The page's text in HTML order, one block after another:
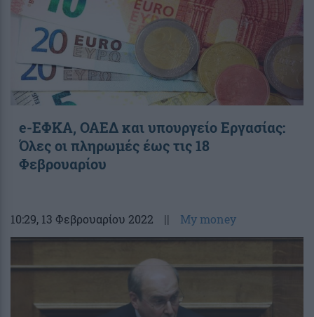
e-ΕΦΚΑ, ΟΑΕΔ και υπουργείο Εργασίας:
Όλες οι πληρωμές έως τις 18
Φεβρουαρίου
10:29, 13 Φεβρουαρίου 2022 || My money